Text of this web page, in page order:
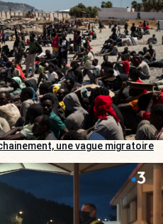
une vague migratoire